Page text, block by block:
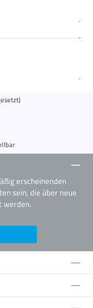
erscheinenden
sein, die über neue
werden.